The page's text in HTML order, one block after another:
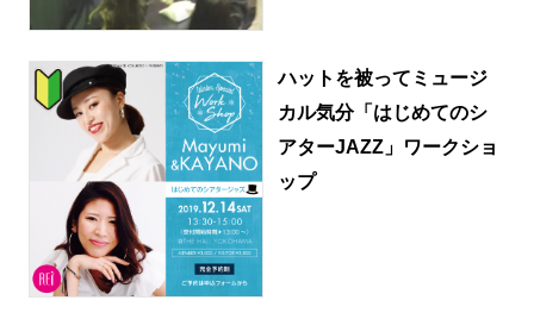
ハットを被ってミュージ
カル気分「はじめてのシ
アターJAZZ」ワークショ
ップ